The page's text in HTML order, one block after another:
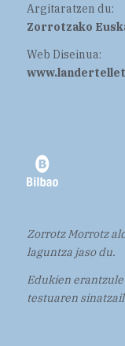
Argitaratzen du:
Zorrotzako
Web Diseinua:
Zorrotz Morrotz
laguntza jaso du.
Edukien
testuaren